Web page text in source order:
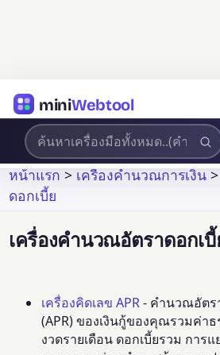
miniWebtool
หน้าแรก>เครื่องคำนวณการเงิน
ดอกเบี้ย
เครื่องคำนวณอัตราดอกเบี้
เครื่องคิดเลข APR- คำนวณอัตร
(APR) ของเงินกู้ของคุณรวมค่า
งวดรายเดือน ดอกเบี้ยรวม การ